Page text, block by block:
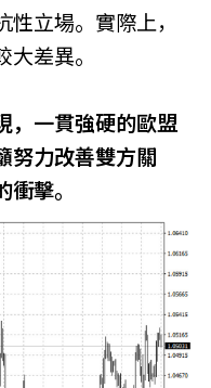
立場。實際上，
差異。
，一貫強硬的歐盟
努力改善雙方關
擊。